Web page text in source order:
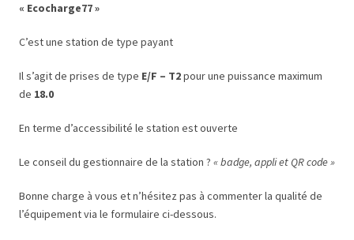
« Ecocharge77 »
C’est une station de type payant
Il s’agit de prises de type E/F – T2pour une puissance maximum
de 18.0
En terme d’accessibilité le station est ouverte
Le conseil du gestionnaire de la station ? « badge, appli et QR code »
Bonne charge à vous et n’hésitez pas à commenter la qualité de
l’équipement via le formulaire ci-dessous.